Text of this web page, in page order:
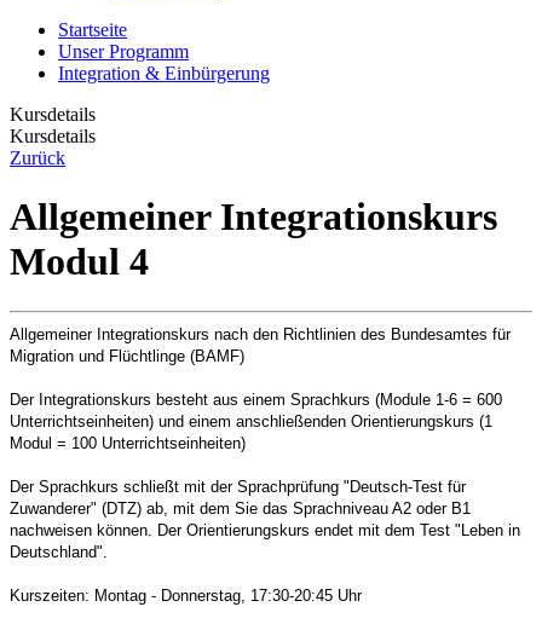
Startseite
Unser Programm
Integration & Einbürgerung
Kursdetails
Kursdetails
Zurück
Allgemeiner Integrationskurs
Modul 4
Allgemeiner Integrationskurs nach den Richtlinien des Bundesamtes für
Migration und Flüchtlinge (BAMF)
Der Integrationskurs besteht aus einem Sprachkurs (Module 1-6 = 600
Unterrichtseinheiten) und einem anschließenden Orientierungskurs (1
Modul = 100 Unterrichtseinheiten)
Der Sprachkurs schließt mit der Sprachprüfung "Deutsch-Test für
Zuwanderer" (DTZ) ab, mit dem Sie das Sprachniveau A2 oder B1
nachweisen können. Der Orientierungskurs endet mit dem Test "Leben in
Deutschland".
Kurszeiten: Montag - Donnerstag, 17:30-20:45 Uhr